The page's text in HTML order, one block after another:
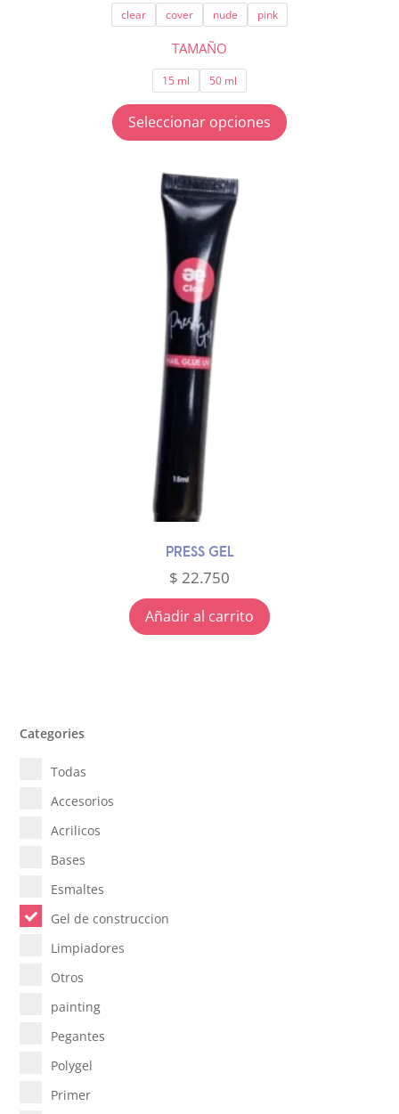
desde
clear cover nude pink
TAMAÑO
15 ml 50 ml
Seleccionar opciones
PRESS GEL
$ 22.750
Añadir al carrito
Categories
Todas
Accesorios
Acrilicos
Bases
Esmaltes
Gel de construccion
Limpiadores
Otros
painting
Pegantes
Polygel
Primer